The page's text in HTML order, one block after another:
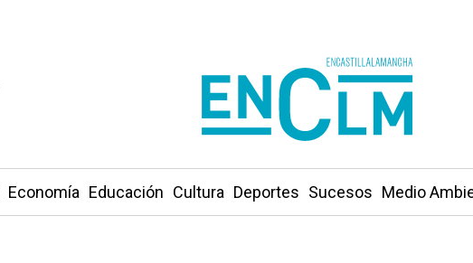
Economía Educación Cultura Deportes Sucesos Medio